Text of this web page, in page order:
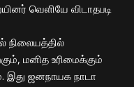
வெளியே விடாதபடி
நிலையத்தில்
மனித உரிமைக்கும்
இது ஜனநாயக நாடா